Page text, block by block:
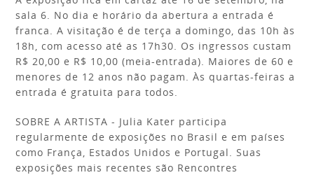
sala 6. No dia e horário da abertura a entrada é
franca. A visitação é de terça a domingo, das 10h às
18h, com acesso até as 17h30. Os ingressos custam
R$ 20,00 e R$ 10,00 (meia-entrada). Maiores de 60 e
menores de 12 anos não pagam. Às quartas-feiras a
entrada é gratuita para todos.
SOBRE A ARTISTA - Julia Kater participa
regularmente de exposições no Brasil e em países
como França, Estados Unidos e Portugal. Suas
exposições mais recentes são Rencontres